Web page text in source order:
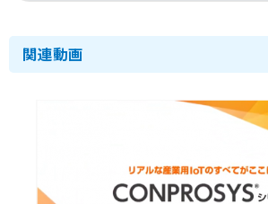
関連動画